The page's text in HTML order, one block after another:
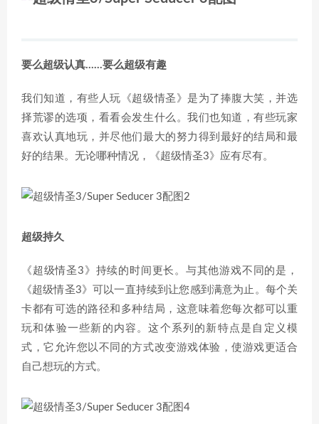
要么超级认真……要么超级有趣
我们知道，有些人玩《超级情圣》是为了捧腹大笑，并选
择荒谬的选项，看看会发生什么。我们也知道，有些玩家
喜欢认真地玩，并尽他们最大的努力得到最好的结局和最
好的结果。无论哪种情况，《超级情圣3》应有尽有。
超级持久
《超级情圣3》持续的时间更长。与其他游戏不同的是，
《超级情圣3》可以一直持续到让您感到满意为止。每个关
卡都有可选的路径和多种结局，这意味着您每次都可以重
玩和体验一些新的内容。这个系列的新特点是自定义模
式，它允许您以不同的方式改变游戏体验，使游戏更适合
自己想玩的方式。